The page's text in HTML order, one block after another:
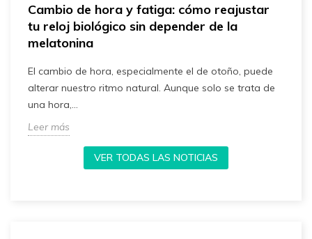
Cambio de hora y fatiga: cómo reajustar
tu reloj biológico sin depender de la
melatonina
El cambio de hora, especialmente el de otoño, puede
alterar nuestro ritmo natural. Aunque solo se trata de
una hora,...
Leer más
VER TODAS LAS NOTICIAS